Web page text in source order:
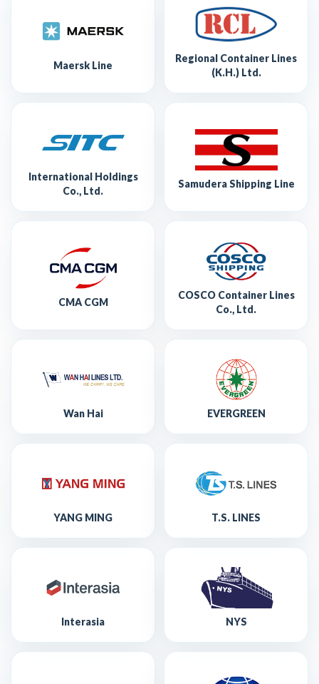
Maersk Line
Regional Container Lines
(K.H.) Ltd.
International Holdings
Co., Ltd.
Samudera Shipping Line
CMA CGM
COSCO Container Lines
Co., Ltd.
Wan Hai EVERGREEN
YANG MING T.S. LINES
Interasia NYS